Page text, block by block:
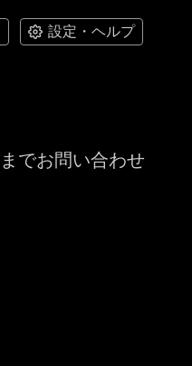
設定・ヘルプ
でお問い合わせ